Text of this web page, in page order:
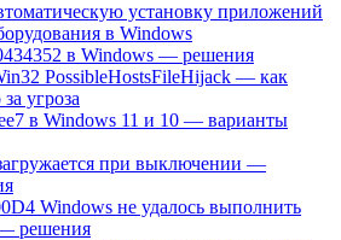
установку приложений
в Windows
в Windows — решения
PossibleHostsFileHijack — как
угроза
в Windows 11 и 10 — варианты
при выключении —
Windows не удалось выполнить
решения